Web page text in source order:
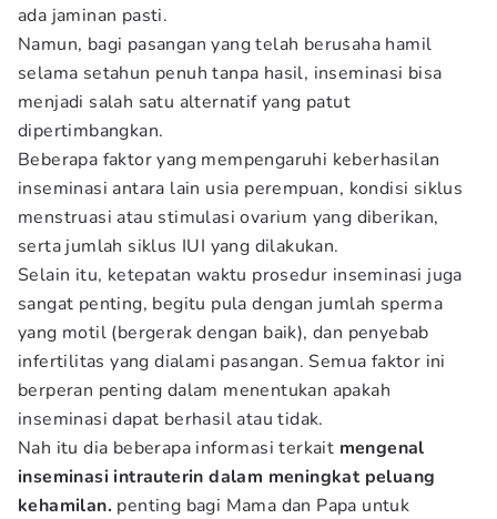
ada jaminan pasti.
Namun, bagi pasangan yang telah berusaha hamil
selama setahun penuh tanpa hasil, inseminasi bisa
menjadi salah satu alternatif yang patut
dipertimbangkan.
Beberapa faktor yang mempengaruhi keberhasilan
inseminasi antara lain usia perempuan, kondisi siklus
menstruasi atau stimulasi ovarium yang diberikan,
serta jumlah siklus IUI yang dilakukan.
Selain itu, ketepatan waktu prosedur inseminasi juga
sangat penting, begitu pula dengan jumlah sperma
yang motil (bergerak dengan baik), dan penyebab
infertilitas yang dialami pasangan. Semua faktor ini
berperan penting dalam menentukan apakah
inseminasi dapat berhasil atau tidak.
Nah itu dia beberapa informasi terkait mengenal
inseminasi intrauterin dalam meningkat peluang
kehamilan. penting bagi Mama dan Papa untuk